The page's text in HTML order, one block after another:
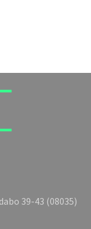
39-43 (08035)